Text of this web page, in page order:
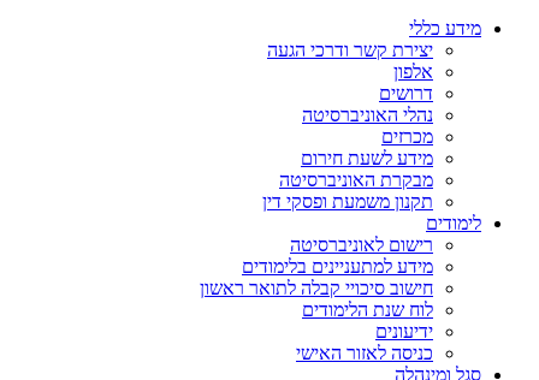
מידע כללי
יצירת קשר ודרכי הגעה
אלפון
דרושים
נהלי האוניברסיטה
מכרזים
מידע לשעת חירום
מבקרת האוניברסיטה
תקנון משמעת ופסקי דין
לימודים
רישום לאוניברסיטה
מידע למתעניינים בלימודים
חישוב סיכויי קבלה לתואר ראשון
לוח שנת הלימודים
ידיעונים
כניסה לאזור האישי
סגל ומינהלה